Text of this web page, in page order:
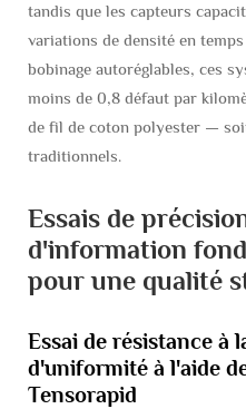
tandis que les capteurs
variations de densité en
bobinage autoréglables, ces
moins de 0,8 défaut par
de fil de coton polyester —
traditionnels.
Essais de
d'information
pour une qualité
Essai de résistance à
d'uniformité à l'aide
Tensorapid